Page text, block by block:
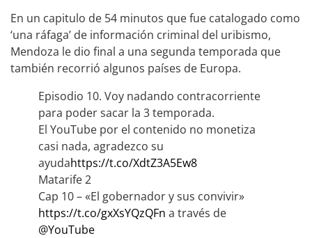
En un capitulo de 54 minutos que fue catalogado como
‘una ráfaga’ de información criminal del uribismo,
Mendoza le dio final a una segunda temporada que
también recorrió algunos países de Europa.
Episodio 10. Voy nadando contracorriente
para poder sacar la 3 temporada.
El YouTube por el contenido no monetiza
casi nada, agradezco su
ayudahttps://t.co/XdtZ3A5Ew8
Matarife 2
Cap 10 – «El gobernador y sus convivir»
https://t.co/gxXsYQzQFn a través de
@YouTube